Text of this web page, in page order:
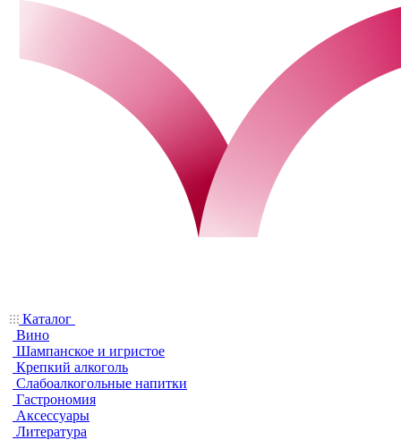
Каталог
Вино
Шампанское и игристое
Крепкий алкоголь
Слабоалкогольные напитки
Гастрономия
Аксессуары
Литература